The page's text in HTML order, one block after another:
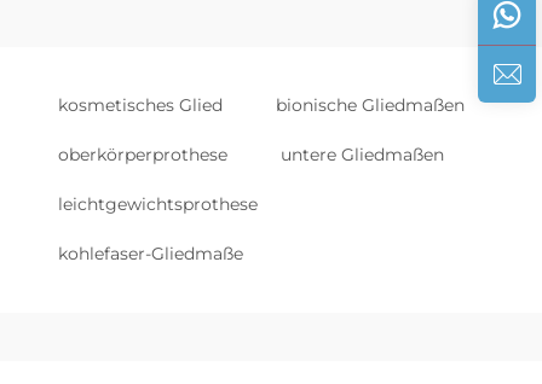
kosmetisches Glied bionische Gliedmaßen
oberkörperprothese untere Gliedmaßen
leichtgewichtsprothese
kohlefaser-Gliedmaße